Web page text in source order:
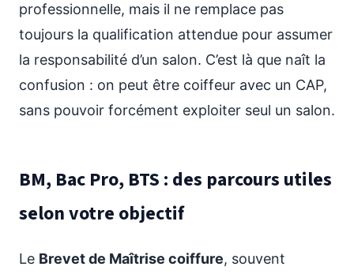
professionnelle, mais il ne remplace pas
toujours la qualification attendue pour assumer
la responsabilité d’un salon. C’est là que naît la
confusion : on peut être coiffeur avec un CAP,
sans pouvoir forcément exploiter seul un salon.
BM, Bac Pro, BTS : des parcours utiles
selon votre objectif
Le Brevet de Maîtrise coiffure, souvent